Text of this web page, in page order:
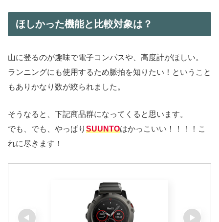
ほしかった機能と比較対象は？
山に登るのが趣味で電子コンパスや、高度計がほしい。
ランニングにも使用するため脈拍を知りたい！ということ
もありかなり数が絞られました。
そうなると、下記商品群になってくると思います。
でも、でも、やっぱり SUUNTOはかっこいい！！！！こ
れに尽きます！